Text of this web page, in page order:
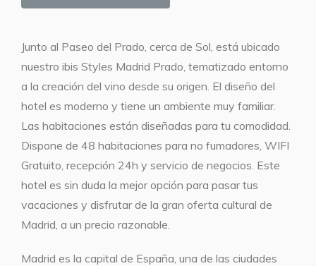
Junto al Paseo del Prado, cerca de Sol, está ubicado
nuestro ibis Styles Madrid Prado, tematizado entorno
a la creación del vino desde su origen. El diseño del
hotel es moderno y tiene un ambiente muy familiar.
Las habitaciones están diseñadas para tu comodidad.
Dispone de 48 habitaciones para no fumadores, WIFI
Gratuito, recepción 24h y servicio de negocios. Este
hotel es sin duda la mejor opción para pasar tus
vacaciones y disfrutar de la gran oferta cultural de
Madrid, a un precio razonable.
Madrid es la capital de España, una de las ciudades